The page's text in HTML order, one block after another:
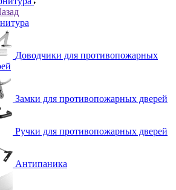
Доводчики для противопожарных
Замки для противопожарных дверей
Ручки для противопожарных дверей
Антипаника